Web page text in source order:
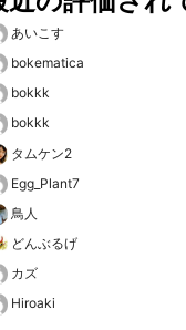
あいこす
bokematica
bokkk
bokkk
タムケン2
Egg_Plant7
鳥人
どんぶるげ
カズ
Hiroaki